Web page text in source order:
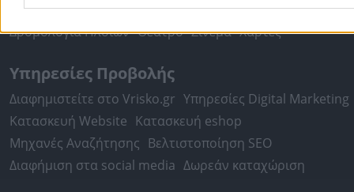
Τιμές Καυσίμων Ταχυδρομικοί Κώδικες Στοιχεία Α.Φ.Μ.
Δρομολόγια Πλοίων Θέατρο Σινεμά Χάρτες
Υπηρεσίες Προβολής
Διαφημιστείτε στο Vrisko.gr Υπηρεσίες Digital Marketing
Κατασκευή Website Κατασκευή eshop
Μηχανές Αναζήτησης Βελτιστοποίηση SEO
Διαφήμιση στα social media Δωρεάν καταχώριση